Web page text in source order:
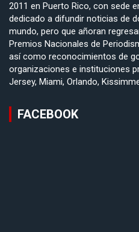
2011 en Puerto Rico, con sede
dedicado a difundir noticias de
mundo, pero que añoran
Premios Nacionales de
así como reconocimientos de
organizaciones e instituciones
Jersey, Miami, Orlando,
FACEBOOK